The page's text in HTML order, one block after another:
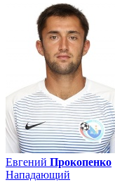
Евгений Прокопенко
Нападающий